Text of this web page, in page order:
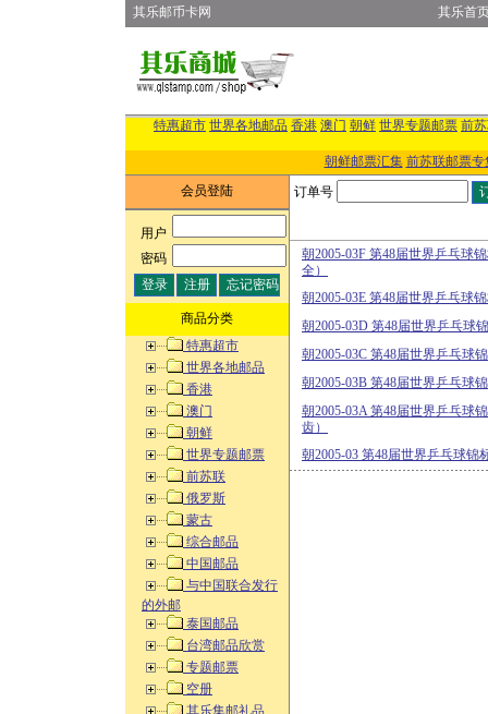
其乐邮币卡网 其乐首
特惠超市 世界各地邮品 香港 澳门 朝鲜 世界专题邮票 前
朝鲜邮票汇集 前苏联邮票专
会员登陆
用户:
密码:
商品分类
特惠超市
世界各地邮品
香港
澳门
朝鲜
世界专题邮票
前苏联
俄罗斯
蒙古
综合邮品
中国邮品
与中国联合发行
的外邮
泰国邮品
台湾邮品欣赏
专题邮票
空册
其乐集邮礼品
订单号
朝2005-03F 第48届世界乒乓球
全）
朝2005-03E 第48届世界乒乓球
朝2005-03D 第48届世界乒乓球
朝2005-03C 第48届世界乒乓球
朝2005-03B 第48届世界乒乓球
朝2005-03A 第48届世界乒乓球
齿）
朝2005-03 第48届世界乒乓球